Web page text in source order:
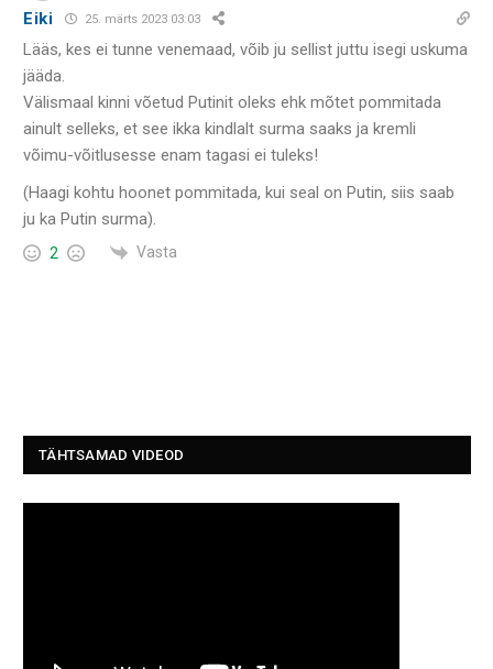
Eiki 25. märts 2023 03:03
Lääs, kes ei tunne venemaad, võib ju sellist juttu isegi uskuma
jääda.
Välismaal kinni võetud Putinit oleks ehk mõtet pommitada
ainult selleks, et see ikka kindlalt surma saaks ja kremli
võimu-võitlusesse enam tagasi ei tuleks!
(Haagi kohtu hoonet pommitada, kui seal on Putin, siis saab
ju ka Putin surma).
2 Vasta
TÄHTSAMAD VIDEOD